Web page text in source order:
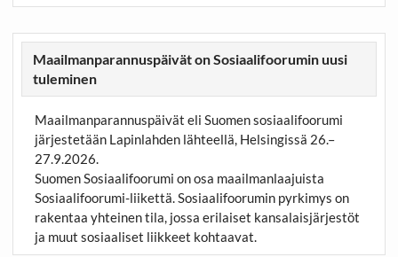
Maailmanparannuspäivät on Sosiaalifoorumin uusi
tuleminen
Maailmanparannuspäivät eli Suomen sosiaalifoorumi
järjestetään Lapinlahden lähteellä, Helsingissä 26.–
27.9.2026.
Suomen Sosiaalifoorumi on osa maailmanlaajuista
Sosiaalifoorumi-liikettä. Sosiaalifoorumin pyrkimys on
rakentaa yhteinen tila, jossa erilaiset kansalaisjärjestöt
ja muut sosiaaliset liikkeet kohtaavat.